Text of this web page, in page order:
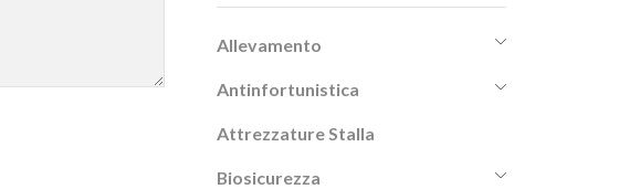
Allevamento
Antinfortunistica
Attrezzature Stalla
Biosicurezza